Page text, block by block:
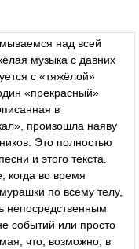
над всей
музыка с давних
с «тяжёлой»
«прекрасный»
в
произошла наяву
Это полностью
и этого текста.
когда во время
по всему телу,
непосредственным
событий или просто
что, возможно, в